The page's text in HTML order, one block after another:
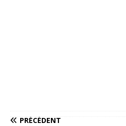
PRÉCÉDENT